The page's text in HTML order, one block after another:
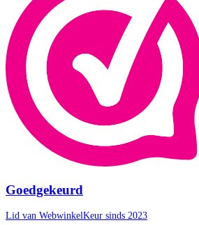
Goedgekeurd
Lid van WebwinkelKeur sinds 2023